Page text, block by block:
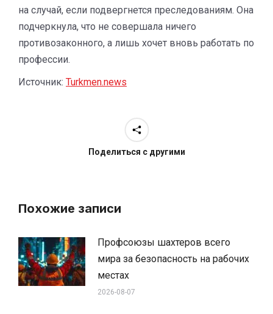
на случай, если подвергнется преследованиям. Она
подчеркнула, что не совершала ничего
противозаконного, а лишь хочет вновь работать по
профессии.
Источник: Turkmen.news
Поделиться с другими
Похожие записи
Профсоюзы шахтеров всего
мира за безопасность на рабочих
местах
2026-08-07